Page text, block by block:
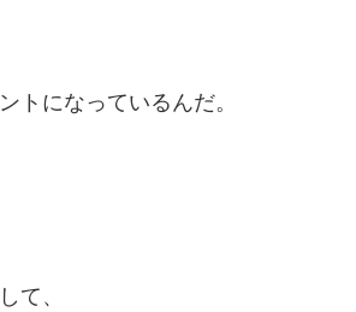
トになっているんだ。
て、